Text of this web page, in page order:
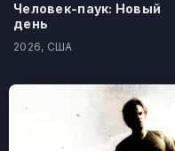
Человек-паук: Новый
день
2026, США